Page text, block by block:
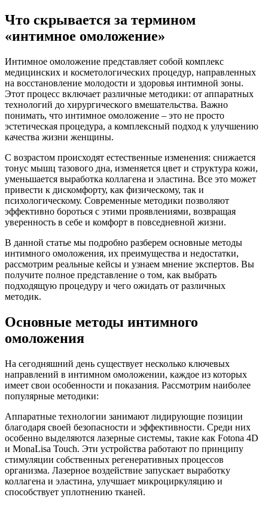
Что скрывается за термином
«интимное омоложение»
Интимное омоложение представляет собой комплекс
медицинских и косметологических процедур, направленных
на восстановление молодости и здоровья интимной зоны.
Этот процесс включает различные методики: от аппаратных
технологий до хирургического вмешательства. Важно
понимать, что интимное омоложение – это не просто
эстетическая процедура, а комплексный подход к улучшению
качества жизни женщины.
С возрастом происходят естественные изменения: снижается
тонус мышц тазового дна, изменяется цвет и структура кожи,
уменьшается выработка коллагена и эластина. Все это может
привести к дискомфорту, как физическому, так и
психологическому. Современные методики позволяют
эффективно бороться с этими проявлениями, возвращая
уверенность в себе и комфорт в повседневной жизни.
В данной статье мы подробно разберем основные методы
интимного омоложения, их преимущества и недостатки,
рассмотрим реальные кейсы и узнаем мнение экспертов. Вы
получите полное представление о том, как выбрать
подходящую процедуру и чего ожидать от различных
методик.
Основные методы интимного
омоложения
На сегодняшний день существует несколько ключевых
направлений в интимном омоложении, каждое из которых
имеет свои особенности и показания. Рассмотрим наиболее
популярные методики:
Аппаратные технологии занимают лидирующие позиции
благодаря своей безопасности и эффективности. Среди них
особенно выделяются лазерные системы, такие как Fotona 4D
и MonaLisa Touch. Эти устройства работают по принципу
стимуляции собственных регенеративных процессов
организма. Лазерное воздействие запускает выработку
коллагена и эластина, улучшает микроциркуляцию и
способствует уплотнению тканей.